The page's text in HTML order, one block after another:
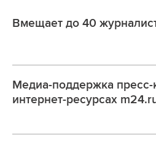
Вмещает до 40
Медиа-поддержка
интернет-ресурсах